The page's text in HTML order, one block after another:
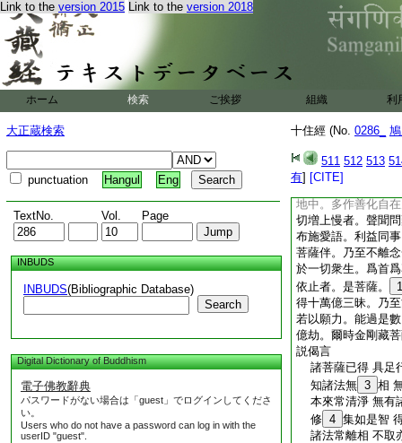
Link to the version 2015 Link to the version 2018
ホーム 検索 ご挨拶 組織 利
大正蔵検索
punctuation Hangul Eng
TextNo. Vol. Page
INBUDS
INBUDS(Bibliographic Database)
Search
Digital Dictionary of Buddhism
電子佛教辭典
パスワードがない場合は「guest」でログインしてくださ
い。
Users who do not have a password can log in with the
userID "guest".
十住經 (No. 0286_
511 512 513
有] [CITE]
地中。得見數百數
供養恭敬。尊重讃
近諸佛。於諸佛所
光明故。如所説行
轉勝。菩薩住此現
勝。明淨寂滅。餘
明。能令衆生。身
絶。菩薩摩訶薩。
無量衆生煩惱之火
佛子。是名諸菩薩
地中。多作善化自
切増上慢者。聲聞
布施愛語。利益同
菩薩伴。乃至不離
於一切衆生。爲首
依止者。是菩薩。
1
得十萬億三昧。乃
若以願力。能過是
億劫。爾時金剛藏
説偈言
諸菩薩已得 具足
知諸法無 3 相
本來常清淨 無有
修 4 集如是智
諸法常離相 不取